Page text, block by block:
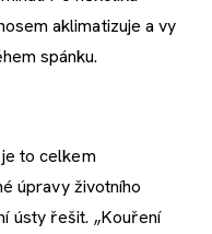
aklimatizuje a vy
spánku.
to celkem
úpravy životního
ústy řešit. „Kouření